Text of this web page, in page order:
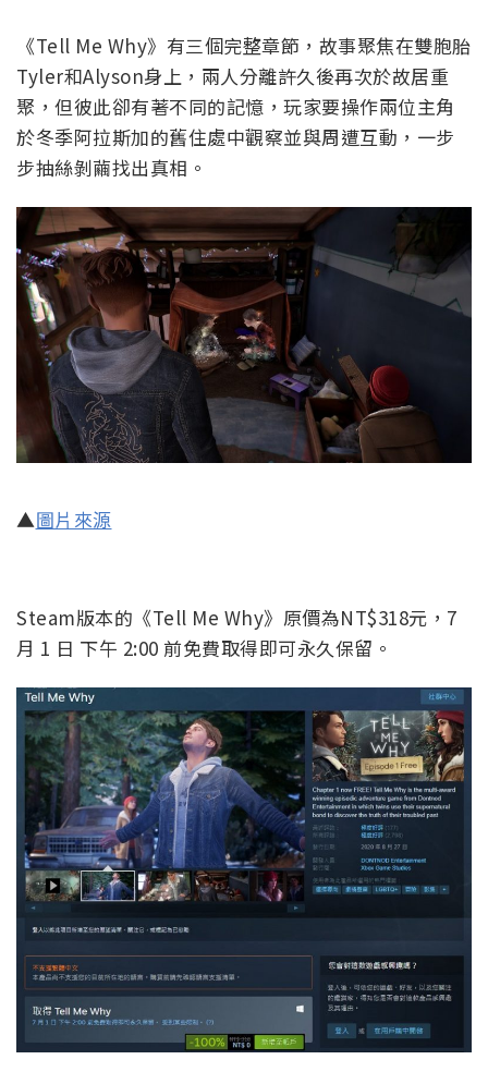
《Tell Me Why》有三個完整章節，故事聚焦在雙胞胎
Tyler和Alyson身上，兩人分離許久後再次於故居重
聚，但彼此卻有著不同的記憶，玩家要操作兩位主角
於冬季阿拉斯加的舊住處中觀察並與周遭互動，一步
步抽絲剝繭找出真相。
▲圖片來源
Steam版本的《Tell Me Why》原價為NT$318元，7
月 1 日 下午 2:00 前免費取得即可永久保留。